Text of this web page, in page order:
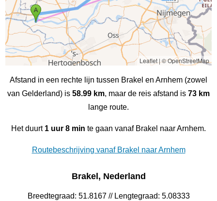
Leaflet|© OpenStreetMap
Afstand in een rechte lijn tussen Brakel en Arnhem (zowel
van Gelderland) is 58.99 km, maar de reis afstand is 73 km
lange route.
Het duurt 1 uur 8 min te gaan vanaf Brakel naar Arnhem.
Routebeschrijving vanaf Brakel naar Arnhem
Brakel, Nederland
Breedtegraad: 51.8167 // Lengtegraad: 5.08333